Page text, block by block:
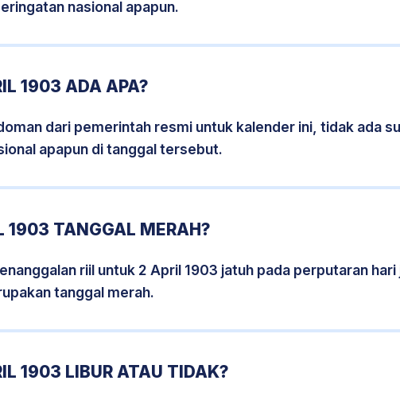
nasional apapun.
1903 ADA APA?
dari pemerintah resmi untuk kalender ini, tidak ada
apapun di tanggal tersebut.
1903 TANGGAL MERAH?
riil untuk 2 April 1903 jatuh pada perputaran
tanggal merah.
1903 LIBUR ATAU TIDAK?